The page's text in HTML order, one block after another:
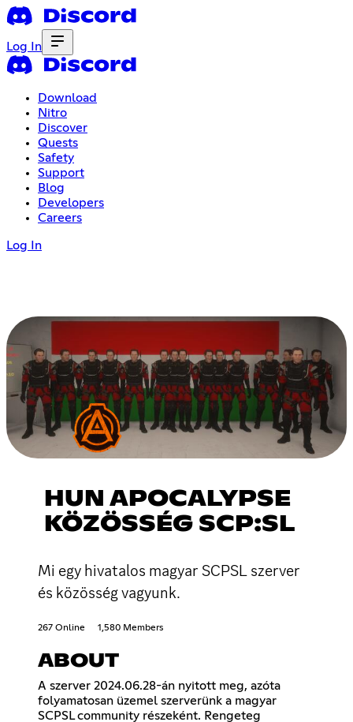
Log In
Download
Nitro
Discover
Quests
Safety
Support
Blog
Developers
Careers
Log In
HUN APOCALYPSE
KÖZÖSSÉG SCP:SL
Mi egy hivatalos magyar SCPSL szerver
és közösség vagyunk.
267 Online 1,580 Members
ABOUT
A szerver 2024.06.28-án nyitott meg, azóta
folyamatosan üzemel szerverünk a magyar
SCPSL community részeként. Rengeteg